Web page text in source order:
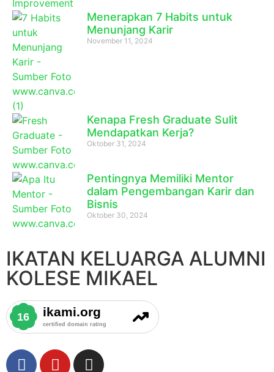
Menerapkan 7 Habits untuk
Menunjang Karir
November 11, 2024
Kenapa Fresh Graduate Sulit
Mendapatkan Kerja?
Oktober 31, 2024
Pentingnya Memiliki Mentor
dalam Pengembangan Karir dan
Bisnis
Oktober 30, 2024
IKATAN KELUARGA ALUMNI
KOLESE MIKAEL